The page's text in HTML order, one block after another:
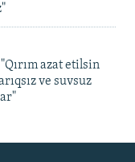
azat etilsin
ve suvsuz